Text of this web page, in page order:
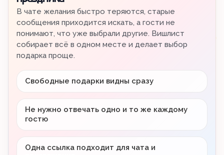
В чате желания быстро теряются, старые
сообщения приходится искать, а гости не
понимают, что уже выбрали другие. Вишлист
собирает всё в одном месте и делает выбор
подарка проще.
Свободные подарки видны сразу
Не нужно отвечать одно и то же каждому
гостю
Одна ссылка подходит для чата и